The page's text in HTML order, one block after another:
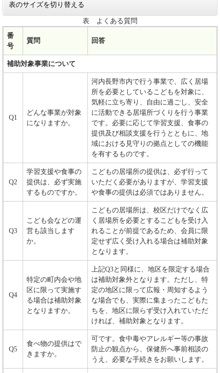
表のサイズを切り替える
表 よくある質問
番
号
質問 回答
補助対象事業について
Q1
どんな事業が対象
になりますか。
河内長野市内で行う事業で、広く居場
所を必要としているこどもを対象に、
気軽に立ち寄り、自由に過ごし、安全
に活動できる居場所づくりを行う事業
です。必要に応じて学習支援、食事の
提供及び相談支援を行うとともに、地
域における見守りの拠点としての機能
を有するものです。
Q2
学習支援や食事の
提供は、必ず実施
するものですか。
こどもの居場所の提供は、必ず行って
いただく必要がありますが、学習支援
や食事の提供は必須ではありません。
Q3
こども会などの運
営も該当します
か。
こどもの居場所は、校区だけでなく広
く居場所を必要とするこどもを受け入
れることが前提であるため、会員に限
定せず広く受け入れる場合は補助対象
となります。
Q4
特定の町内会や地
区に限って実施す
る場合は補助対象
となりますか。
上記Q3と同様に、地区を限定する場合
は補助対象外となります。ただし、特
定の地区に限って広報・周知するよう
な場合でも、実際に集まったこどもた
ちを、地区に限らず受け入れていただ
ければ、補助対象となります。
Q5
食べ物の提供はで
きますか。
可です。食中毒やアレルギー等の事故
防止の観点から、保健所へ事前相談の
うえ、必要な手続きをお願いします。